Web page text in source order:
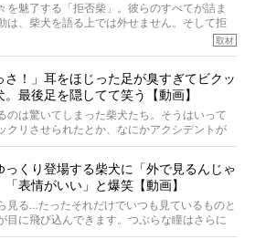
イメージです
人の感想であり、効果・効能を示すものではありません
を魅了する「拒否柴」。彼らのすべてが詰ま
は、柴犬を語る上では外せません。そして拒
で話題になるのは、“映える”ことも理由のひと
うか。
を始めた、お笑いコンビ「ニューヨーク」の
に、拒否柴を掘っていただきました！ イン
わせてご覧ください。
取材
さ！」耳をほじった足が臭すぎてビクッ
。最後足を隠してて笑う【動画】
のは驚いてしまった柴犬たち。そうはいって
クリさせられたとか、なにかアクシデントが
そういうことが原因ではありません。全ての
っくり登場する柴犬に「外で見るんじゃ
「表情がいい」と爆笑【動画】
見る…たったそれだけでいつも見ているものと
目に飛び込んできます。つぶらな瞳はさらに
、モフモフのお顔はさらにモフモフに見えま